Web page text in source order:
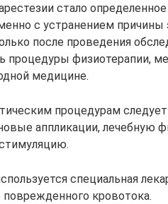
стало
с устранением причины
после проведения
процедуры физиотерапии,
медицине.
процедурам
аппликации, лечебную
специальная
поврежденного кровотока.